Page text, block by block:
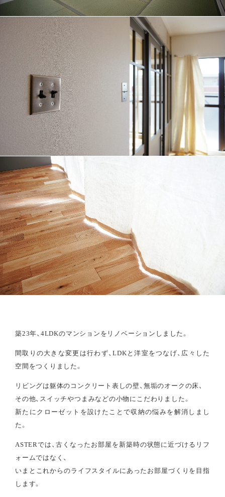
築23年、4LDKのマンションをリノベーションしました。
間取りの大きな変更は行わず、LDKと洋室をつなげ、広々した
空間をつくりました。
リビングは躯体のコンクリート表しの壁、無垢のオークの床、
その他、スイッチやつまみなどの小物にこだわりました。
新たにクローゼットを設けたことで収納の悩みを解消しまし
た。
ASTERでは、古くなったお部屋を新築時の状態に近づけるリフ
ォームではなく、
いまとこれからのライフスタイルにあったお部屋づくりを目指
します。